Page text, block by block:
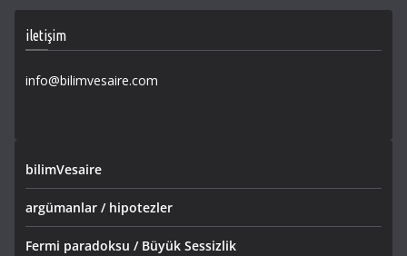
iletişim
info@bilimvesaire.com
bilimVesaire
argümanlar / hipotezler
Fermi paradoksu / Büyük Sessizlik